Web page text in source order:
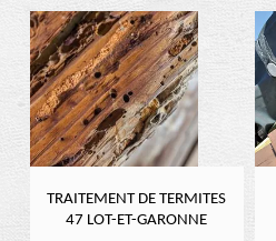
TRAITEMENT DE TERMITES
47 LOT-ET-GARONNE